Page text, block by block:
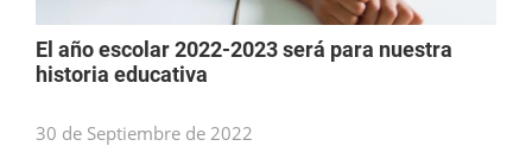
El año escolar 2022-2023 será para nuestra
historia educativa
30 de Septiembre de 2022